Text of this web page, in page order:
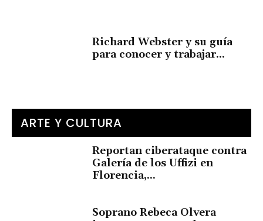
Richard Webster y su guía
para conocer y trabajar...
ARTE Y CULTURA
Reportan ciberataque contra
Galería de los Uffizi en
Florencia,...
Soprano Rebeca Olvera